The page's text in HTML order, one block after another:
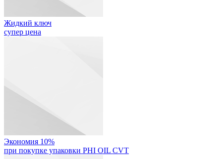
Жидкий ключ
супер цена
Экономия 10%
при покупке упаковки PHI OIL CVT